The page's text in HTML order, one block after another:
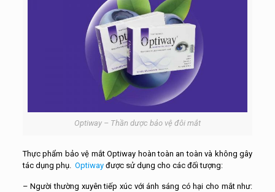
Optiway – Thần dược bảo vệ đôi mắt
Thực phẩm bảo vệ mắt Optiway hoàn toàn an toàn và không gây
tác dụng phụ. Optiway được sử dụng cho các đối tượng:
– Người thường xuyên tiếp xúc với ánh sáng có hại cho mắt như: